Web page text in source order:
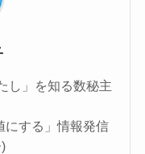
し」を知る数秘主
にする」情報発信